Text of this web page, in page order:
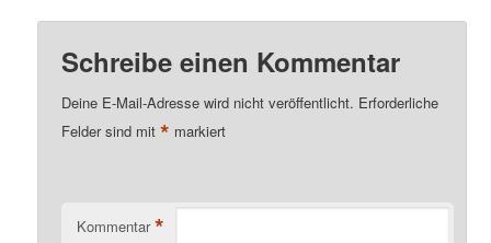
Schreibe einen Kommentar
Deine E-Mail-Adresse wird nicht veröffentlicht. Erforderliche
Felder sind mit* markiert
Kommentar *